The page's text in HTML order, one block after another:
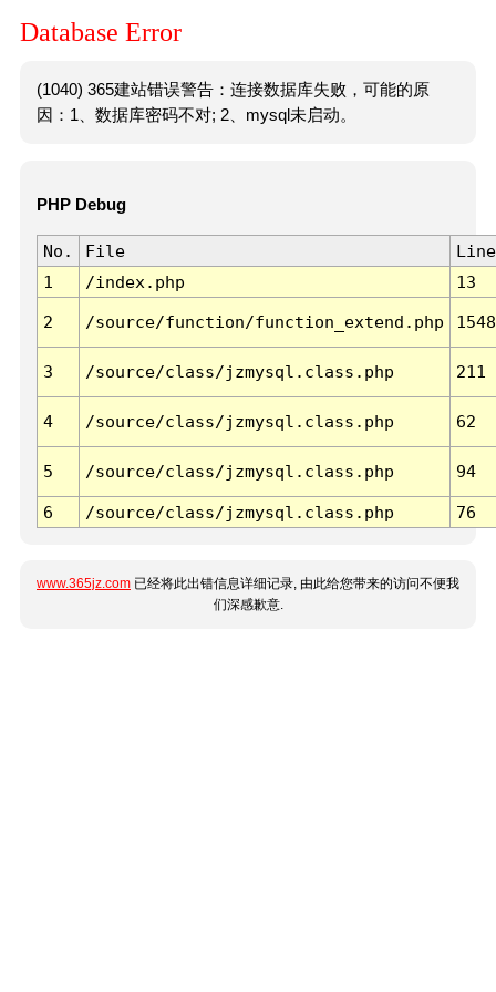
Database Error
(1040) 365建站错误警告：连接数据库失败，可能的原
因：1、数据库密码不对; 2、mysql未启动。
PHP Debug
No. File
Line
1
/index.php 13
2 /source/function/function_extend.php 1548
3 /source/class/jzmysql.class.php 211
4 /source/class/jzmysql.class.php 62
5 /source/class/jzmysql.class.php 94
6 /source/class/jzmysql.class.php 76
www.365jz.com 已经将此出错信息详细记录, 由此给您带来的访问不便我
们深感歉意.